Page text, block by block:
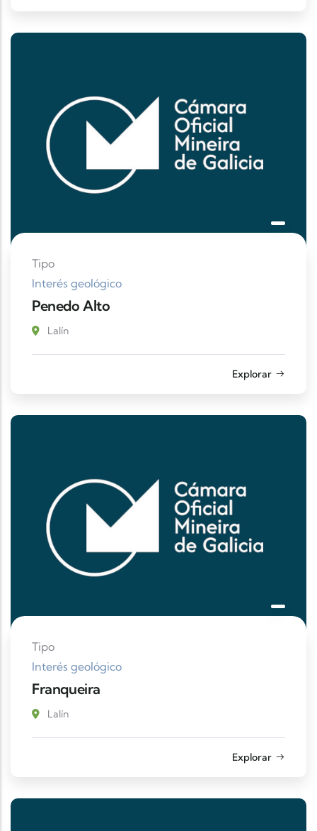
Tipo
Interés geológico
Penedo Alto
Lalín
Explorar
Tipo
Interés geológico
Franqueira
Lalín
Explorar